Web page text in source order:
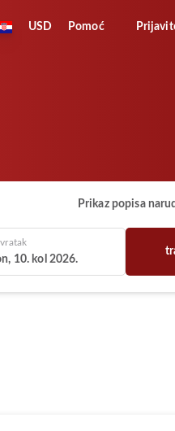
USD Pomoć
Prikaz popisa
10. kol 2026.